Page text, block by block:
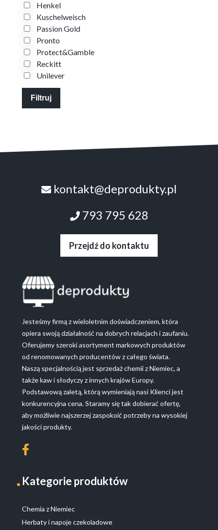
Henkel
Kuschelweisch
Passion Gold
Pronto
Protect&Gamble
Reckitt
Unilever
Filtruj
kontakt@deprodukty.pl
793 795 628
Przejdź do kontaktu
Jesteśmy firmą z wieloletnim doświadczeniem, która
opiera swoją działalność na dobrych relacjach i zaufaniu.
Oferujemy szeroki asortyment markowych produktów
od renomowanych producentów z całego świata.
Naszą specjalnością jest sprzedaż chemii z Niemiec, a
także kaw i słodyczy z innych krajów Europy.
Podstawową zaletą, którą wymieniają nasi Klienci jest
konkurencyjna cena. Staramy się tak dobierać ofertę,
aby możliwie najszerzej zaspokoić potrzeby na wysokiej
jakości produkty.
Kategorie produktów
Chemia z Niemiec
Herbaty i napoje czekoladowe